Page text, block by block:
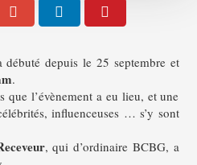
depuis le 25 septembre et
.
que l’évènement a eu lieu, et une
influenceuses … s’y sont
, qui d’ordinaire BCBG, a